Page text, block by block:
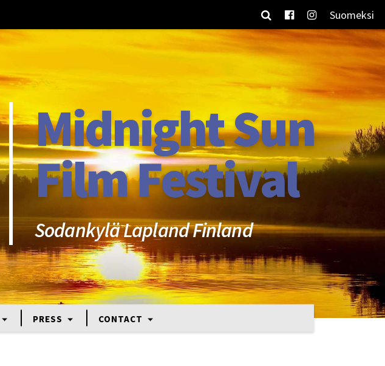
Suomeksi
Midnight Sun
Film Festival
Sodankylä Lapland Finland
PRESS CONTACT